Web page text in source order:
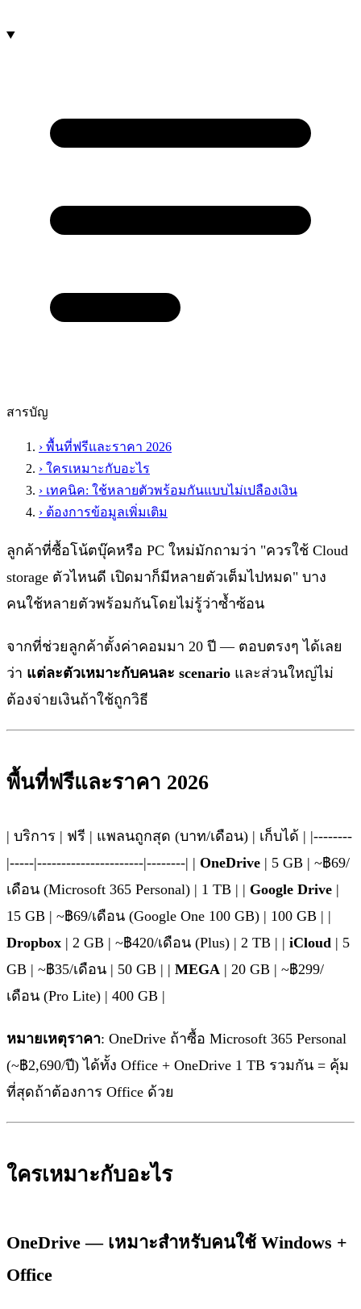
สารบัญ
› พื้นที่ฟรีและราคา 2026
› ใครเหมาะกับอะไร
› เทคนิค: ใช้หลายตัวพร้อมกันแบบไม่เปลืองเงิน
› ต้องการข้อมูลเพิ่มเติม
ลูกค้าที่ซื้อโน้ตบุ๊คหรือ PC ใหม่มักถามว่า "ควรใช้ Cloud
storage ตัวไหนดี เปิดมาก็มีหลายตัวเต็มไปหมด" บาง
คนใช้หลายตัวพร้อมกันโดยไม่รู้ว่าซ้ำซ้อน
จากที่ช่วยลูกค้าตั้งค่าคอมมา 20 ปี — ตอบตรงๆ ได้เลย
ว่า แต่ละตัวเหมาะกับคนละ scenario และส่วนใหญ่ไม่
ต้องจ่ายเงินถ้าใช้ถูกวิธี
พื้นที่ฟรีและราคา 2026
| บริการ | ฟรี | แพลนถูกสุด (บาท/เดือน) | เก็บได้ | |--------
|-----|----------------------|--------| | OneDrive | 5 GB | ~฿69/
เดือน (Microsoft 365 Personal) | 1 TB | | Google Drive |
15 GB | ~฿69/เดือน (Google One 100 GB) | 100 GB | |
Dropbox | 2 GB | ~฿420/เดือน (Plus) | 2 TB | | iCloud | 5
GB | ~฿35/เดือน | 50 GB | | MEGA | 20 GB | ~฿299/
เดือน (Pro Lite) | 400 GB |
หมายเหตุราคา: OneDrive ถ้าซื้อ Microsoft 365 Personal
(~฿2,690/ปี) ได้ทั้ง Office + OneDrive 1 TB รวมกัน = คุ้ม
ที่สุดถ้าต้องการ Office ด้วย
ใครเหมาะกับอะไร
OneDrive — เหมาะสำหรับคนใช้ Windows +
Office